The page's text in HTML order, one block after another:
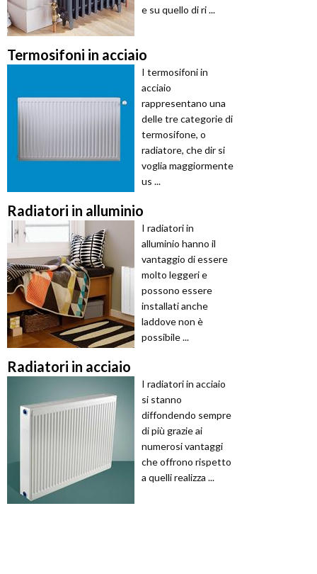
e su quello di ri ...
Termosifoni in acciaio
I termosifoni in
acciaio
rappresentano una
delle tre categorie di
termosifone, o
radiatore, che dir si
voglia maggiormente
us ...
Radiatori in alluminio
I radiatori in
alluminio hanno il
vantaggio di essere
molto leggeri e
possono essere
installati anche
laddove non è
possibile ...
Radiatori in acciaio
I radiatori in acciaio
si stanno
diffondendo sempre
di più grazie ai
numerosi vantaggi
che offrono rispetto
a quelli realizza ...